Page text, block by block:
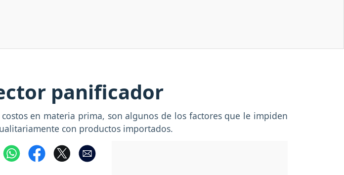
panificador
en materia prima, son algunos de los factores que le impiden
con productos importados.